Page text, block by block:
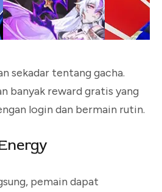
sekadar tentang gacha.
banyak reward gratis yang
login dan bermain rutin.
pemain dapat